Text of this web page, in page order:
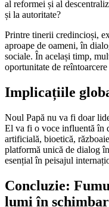
al reformei și al
și la autoritate?
Printre tinerii credincioși,
aproape de oameni, în
sociale. În același timp,
oportunitate de
Implicațiile
Noul Papă nu va fi doar
El va fi o voce influentă în
artificială, bioetică,
platformă unică de dialog
esențial în peisajul
Concluzie:
lumi în